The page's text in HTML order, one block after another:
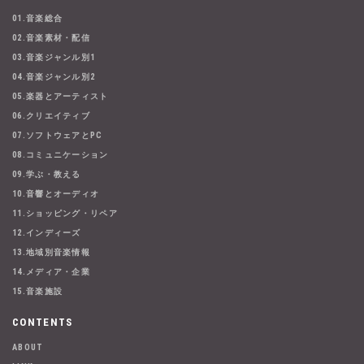
01.音楽総合
02.音楽素材・配信
03.音楽ジャンル別1
04.音楽ジャンル別2
05.楽器とアーティスト
06.クリエイティブ
07.ソフトウェアとPC
08.コミュニケーション
09.学ぶ・教える
10.音響とオーディオ
11.ショッピング・リペア
12.インディーズ
13.地域別音楽情報
14.メディア・企業
15.音楽施設
CONTENTS
ABOUT